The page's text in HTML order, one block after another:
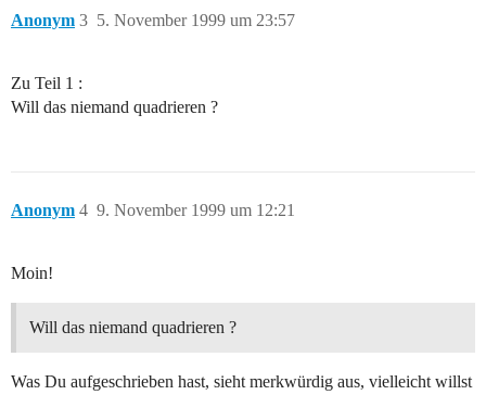
Anonym 5. November 1999 um 23:57
3
Zu Teil 1 :
Will das niemand quadrieren ?
Anonym 9. November 1999 um 12:21
4
Moin!
Will das niemand quadrieren ?
Was Du aufgeschrieben hast, sieht merkwürdig aus, vielleicht willst